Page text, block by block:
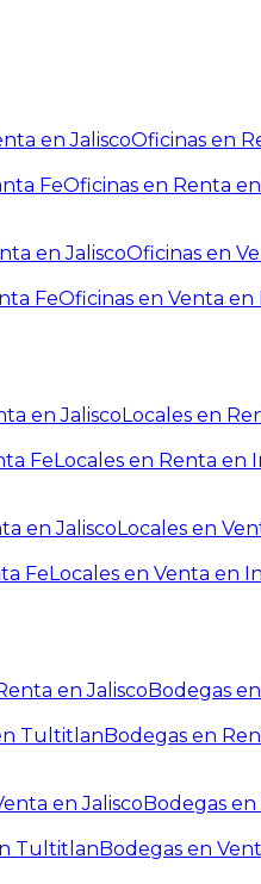
en JaliscoOficinas en
FeOficinas en Renta
en JaliscoOficinas en
FeOficinas en Venta
en JaliscoLocales en
FeLocales en Renta en
en JaliscoLocales en
FeLocales en Venta en
en JaliscoBodegas
TultitlanBodegas en
en JaliscoBodegas
TultitlanBodegas en